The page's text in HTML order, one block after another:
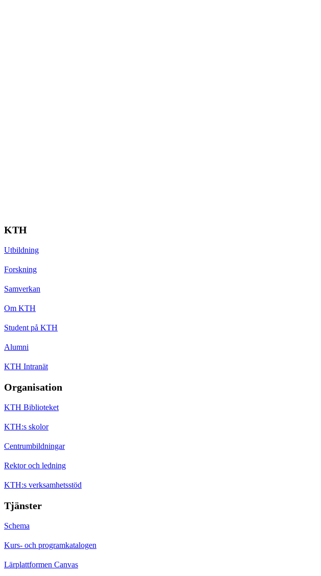
KTH
Utbildning
Forskning
Samverkan
Om KTH
Student på KTH
Alumni
KTH Intranät
Organisation
KTH Biblioteket
KTH:s skolor
Centrumbildningar
Rektor och ledning
KTH:s verksamhetsstöd
Tjänster
Schema
Kurs- och programkatalogen
Lärplattformen Canvas